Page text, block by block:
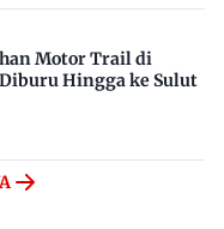
Motor Trail di
Hingga ke Sulut